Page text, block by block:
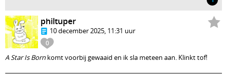
0
philtuper
10 december 2025, 11:31 uur
A Star Is Bornkomt voorbij gewaaid en ik sla meteen aan. Klinkt tof!